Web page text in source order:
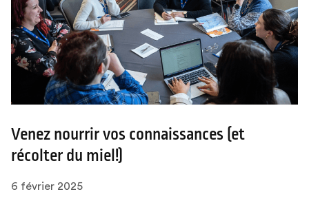
Venez nourrir vos connaissances (et
récolter du miel!)
6 février 2025